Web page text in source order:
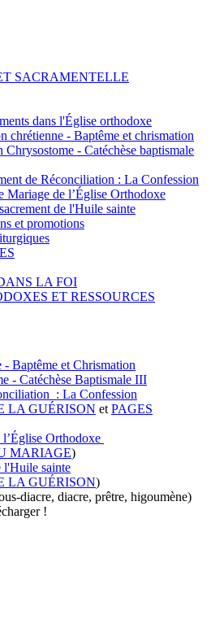
SACRAMENTELLE
dans l'Église orthodoxe
chrétienne - Baptême et chrismation
Chrysostome - Catéchèse baptismale
de Réconciliation : La Confession
Mariage de l’Église Orthodoxe
de l'Huile sainte
et promotions
LA FOI
ET RESSOURCES
Baptême et Chrismation
- Catéchèse Baptismale III
: La Confession
LA GUÉRISON et PAGES
Orthodoxe
MARIAGE)
l'Huile sainte
LA GUÉRISON)
diacre, diacre, prêtre, higoumène)
!